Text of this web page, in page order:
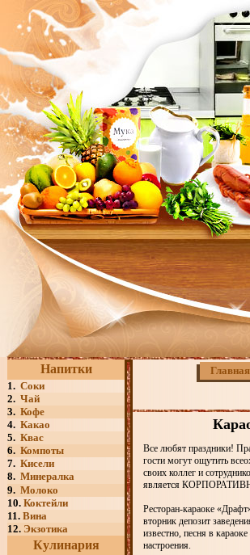
Напитки
1. Соки
2. Чай
3. Кофе
4. Какао
5. Квас
6. Компоты
7. Кисели
8. Минералка
9. Молоко
10. Коктейли
11. Вина
12. Экзотика
Кулинария
Главная
Все любят праздники!
гости могут ощутить
своих коллег и
является
Ресторан-караоке
вторник депозит
известно, песня в
настроения.